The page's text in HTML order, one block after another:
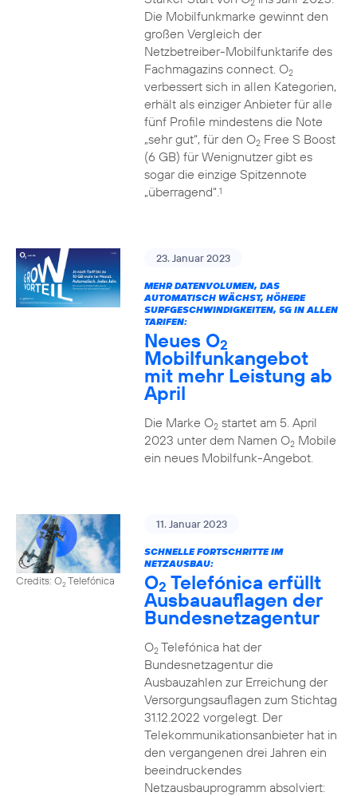
2
Die Mobilfunkmarke gewinnt den
großen Vergleich der
Netzbetreiber-Mobilfunktarife des
Fachmagazins connect. O2
verbessert sich in allen Kategorien,
erhält als einziger Anbieter für alle
fünf Profile mindestens die Note
„sehr gut“, für den O2Free S Boost
(6 GB) für Wenignutzer gibt es
sogar die einzige Spitzennote
„überragend“.1
23. Januar 2023
MEHR DATENVOLUMEN, DAS
AUTOMATISCH WÄCHST, HÖHERE
SURFGESCHWINDIGKEITEN, 5G IN ALLEN
TARIFEN:
Neues O2
Mobilfunkangebot
mit mehr Leistung ab
April
Die Marke O2startet am 5. April
2023 unter dem Namen O2Mobile
ein neues Mobilfunk-Angebot.
Credits: O2Telefónica
11. Januar 2023
SCHNELLE FORTSCHRITTE IM
NETZAUSBAU:
O2 Telefónica erfüllt
Ausbauauflagen der
Bundesnetzagentur
O2Telefónica hat der
Bundesnetzagentur die
Ausbauzahlen zur Erreichung der
Versorgungsauflagen zum Stichtag
31.12.2022 vorgelegt. Der
Telekommunikationsanbieter hat in
den vergangenen drei Jahren ein
beeindruckendes
Netzausbauprogramm absolviert: